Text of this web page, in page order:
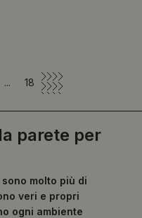
... 18
parete per
molto più di
veri e propri
ogni ambiente